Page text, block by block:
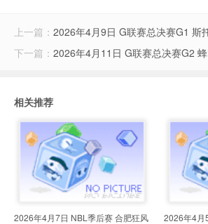
上一篇： 2026年4月9日 G联赛总决赛G1 斯托克顿
下一篇： 2026年4月11日 G联赛总决赛G2 蜂群vs
相关推荐
2026年4月7日 NBL季后赛 合肥狂风
2026年4月